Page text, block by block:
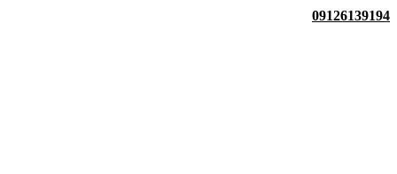
09126139194